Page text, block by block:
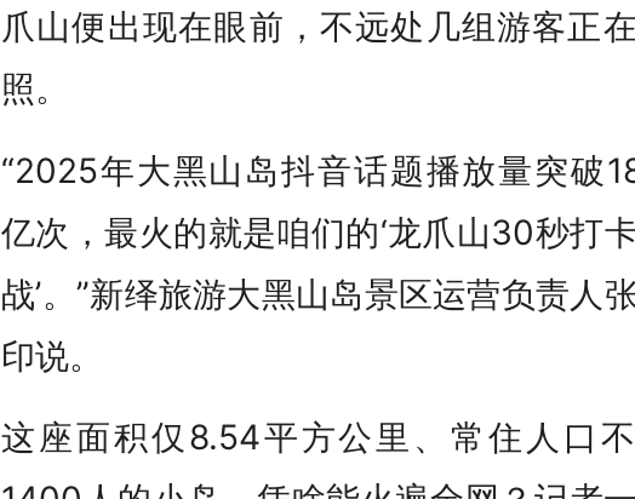
爪山便出现在眼前，不远处几组游客正
照。
“2025年大黑山岛抖音话题播放量突破
亿次，最火的就是咱们的‘龙爪山30秒打
战’。”新绎旅游大黑山岛景区运营负责人
印说。
这座面积仅8.54平方公里、常住人口